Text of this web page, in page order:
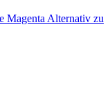
Alternativ zu